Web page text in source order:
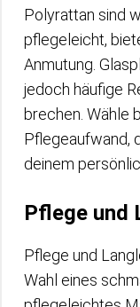
Polyrattan sind
pflegeleicht,
Anmutung.
jedoch häufige
brechen. Wähle
Pflegeaufwand,
deinem
Pflege und
Pflege und
Wahl eines